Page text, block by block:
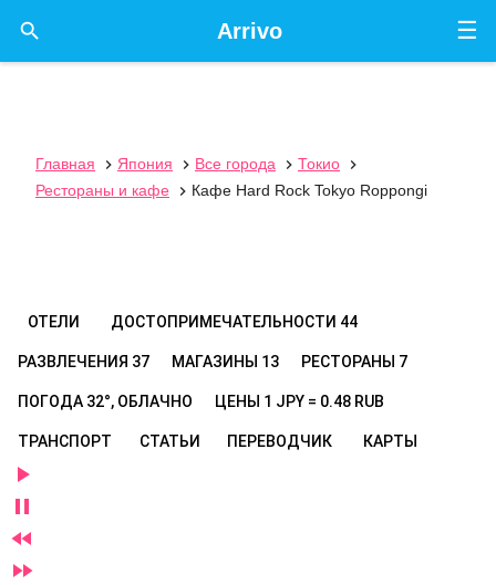
☰
Arrivo

Главная  Япония  Все города  Токио

Рестораны и кафе
 Кафе Hard Rock Tokyo Roppongi
ОТЕЛИ ДОСТОПРИМЕЧАТЕЛЬНОСТИ 44
РАЗВЛЕЧЕНИЯ 37 МАГАЗИНЫ 13 РЕСТОРАНЫ 7
ПОГОДА 32°, ОБЛАЧНО ЦЕНЫ 1 JPY = 0.48 RUB
ТРАНСПОРТ СТАТЬИ ПЕРЕВОДЧИК КАРТЫ



